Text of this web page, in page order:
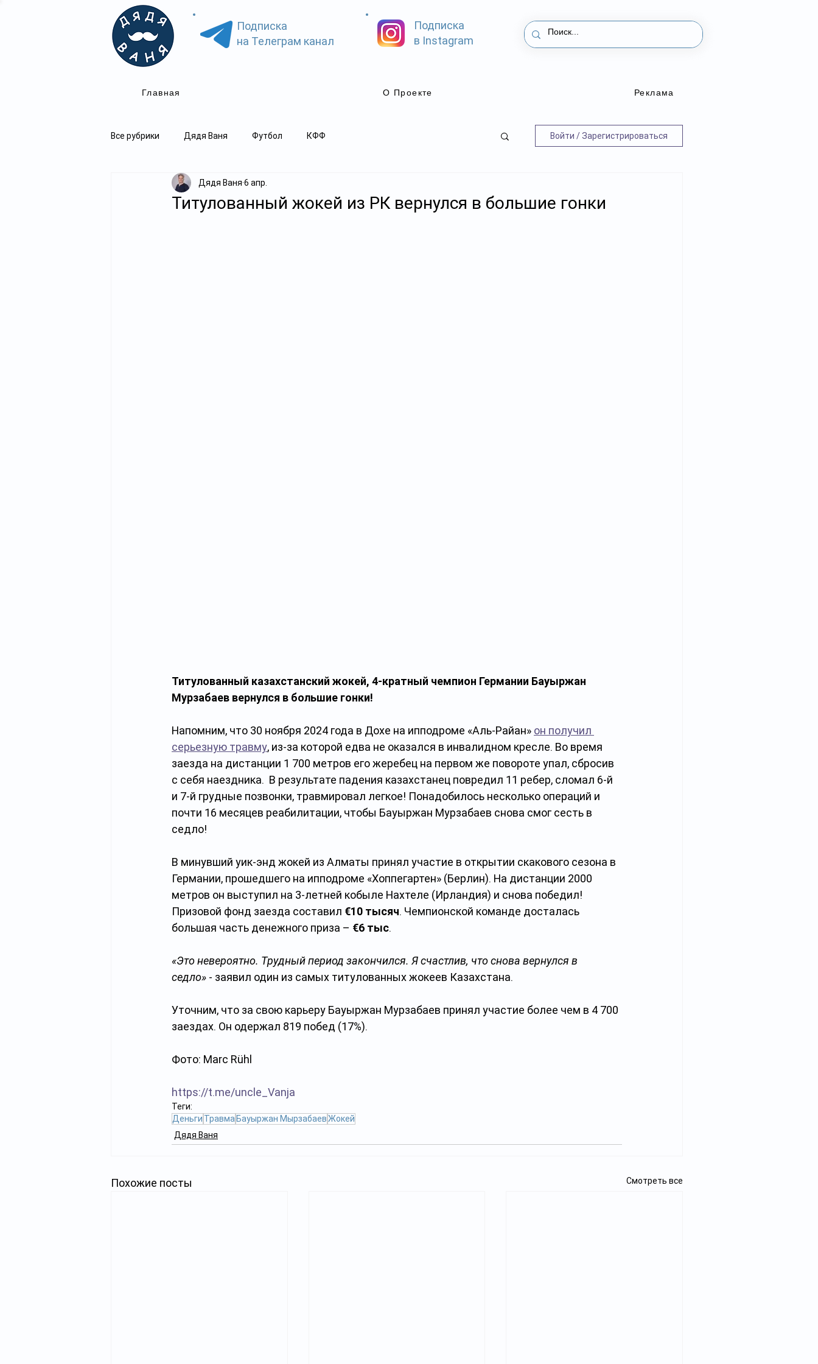
Подписка
на Телеграм канал
Главная
Подписка
в Instagram
О Проекте Реклама
Все рубрики Дядя Ваня Футбол КФФ Войти / Зарегистрироваться
Титулованный жокей из РК вернулся в большие гонки
Дядя Ваня 6 апр.
Титулованный казахстанский жокей, 4-кратный чемпион Германии Бауыржан
Мурзабаев вернулся в большие гонки!
Напомним, что 30 ноября 2024 года в Дохе на ипподроме «Аль-Райан» он получил
серьезную травму, из-за которой едва не оказался в инвалидном кресле. Во время
заезда на дистанции 1 700 метров его жеребец на первом же повороте упал, сбросив
с себя наездника.  В результате падения казахстанец повредил 11 ребер, сломал 6-й
и 7-й грудные позвонки, травмировал легкое! Понадобилось несколько операций и
почти 16 месяцев реабилитации, чтобы Бауыржан Мурзабаев снова смог сесть в
седло!
В минувший уик-энд жокей из Алматы принял участие в открытии скакового сезона в
Германии, прошедшего на ипподроме «Хоппегартен» (Берлин). На дистанции 2000
метров он выступил на 3-летней кобыле Нахтеле (Ирландия) и снова победил!
Призовой фонд заезда составил €10 тысяч. Чемпионской команде досталась
большая часть денежного приза – €6 тыс.
«Это невероятно. Трудный период закончился. Я счастлив, что снова вернулся в
седло» - заявил один из самых титулованных жокеев Казахстана.
Уточним, что за свою карьеру Бауыржан Мурзабаев принял участие более чем в 4 700
заездах. Он одержал 819 побед (17%).
Фото: Marc Rühl
https://t.me/uncle_Vanja
Теги:
Деньги Травма Бауыржан МырзабаевЖокей
Дядя Ваня
Похожие посты Смотреть все